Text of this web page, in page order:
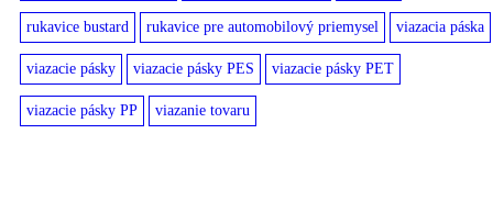
rukavice bustard rukavice pre automobilový priemysel viazacia páska
viazacie pásky viazacie pásky PES viazacie pásky PET
viazacie pásky PP viazanie tovaru